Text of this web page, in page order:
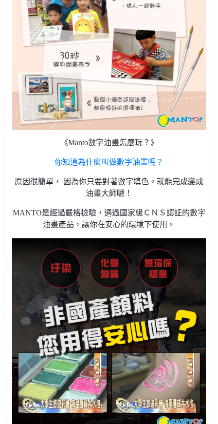
《Manto數字油畫怎麼玩？》
你知道為什麼叫做數字油畫嗎？
原因很簡單， 因為你只要對著數字填色。就能完成變成
油畫大師囉！
MANTO是經過嚴格檢驗，通過國家級ＣＮＳ認証的數字
油畫產品，讓你在安心的環境下使用。